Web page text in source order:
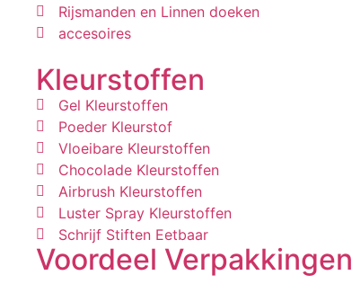
Rijsmanden en Linnen doeken
accesoires
Kleurstoffen
Gel Kleurstoffen
Poeder Kleurstof
Vloeibare Kleurstoffen
Chocolade Kleurstoffen
Airbrush Kleurstoffen
Luster Spray Kleurstoffen
Schrijf Stiften Eetbaar
Voordeel Verpakkingen